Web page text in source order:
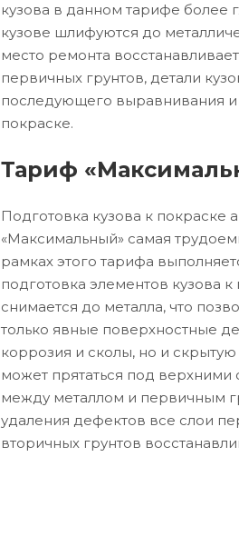
кузова в данном тарифе более
кузове шлифуются до
место ремонта
первичных грунтов, детали
последующего выравнивания и
покраске.
Тариф
Подготовка кузова к покраске
«Максимальный» самая
рамках этого тарифа
подготовка элементов кузова
снимается до металла, что
только явные поверхностные
коррозия и сколы, но и
может прятаться под верхними
между металлом и первичным
удаления дефектов все слои
вторичных грунтов